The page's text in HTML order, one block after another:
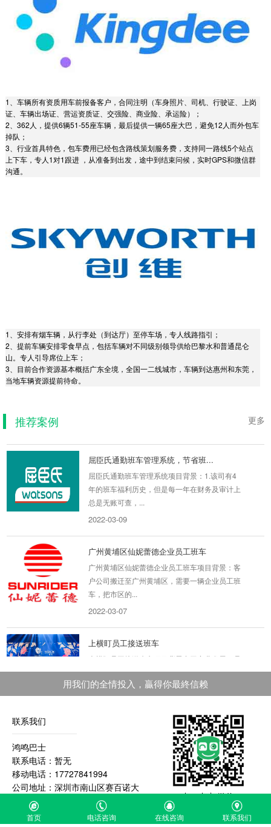
1、车辆所有资质用车前报备客户，合同注明（车身照片、司机、行驶证、上岗
证、车辆出场证、营运资质证、交强险、商业险、承运险）；
2、362人，提供6辆51-55座车辆，最后提供一辆65座大巴，避免12人而外包车
掉队；
3、行业首具特色，包车费用已经包含路线策划服务费，支持同一路线5个站点
上下车，专人1对1跟进 ，从准备到出发，途中到结束问候，实时GPS和微信群
沟通。
1、安排有烟车辆，从行李处（到达厅）至停车场，专人线路指引；
2、提前车辆安排零食早点，包括车辆对不同级别领导供给巴黎水和普通昆仑
山。专人引导席位上车；
3、目前合作资源基本概括广东全境，全国一二线城市，车辆到达惠州和东莞，
当地车辆资源提前待命。
更多
推荐案例
FILA服饰活动用车
屈臣氏通勤班车管理系统，节省班...
屈臣氏通勤班车管理系统项目背景：1.该司有4
年的班车福利历史，但是每一年在财务及审计上
总是无账可查，...
2022-03-09
广州黄埔区仙妮蕾德企业员工班车
广州黄埔区仙妮蕾德企业员工班车项目背景：客
户公司搬迁至广州黄埔区，需要一辆企业员工班
车，把市区的...
2022-03-07
上横盯员工接送班车
上横盯员工接送班车项目背景出于商业发展，员
来回。每个时...
2019-08-29
碧桂园解决住户出行问题 项目背景这个是碧桂园
在福永项目，为了解决小区和11号线接驳用车问
题丰富小区出...
2019-09-08
天虹（星航华府店）移动的智慧营...
用我们的全情投入，贏得你最終信赖
联系我们
鸿鸣巴士
联系电话：暂无
移动电话：17727841994
公司地址：深圳市南山区赛百诺大
厦A426
扫一扫加微信
首页 电话咨询 在线咨询 联系我们